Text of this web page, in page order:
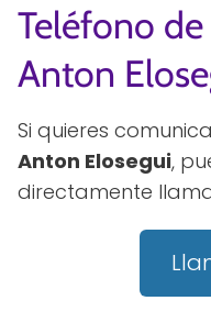
Teléfono de
Anton
Si quieres
Anton Elosegui,
directamente